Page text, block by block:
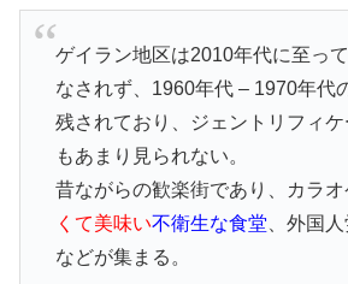
ゲイラン地区は2010年代に至っ
なされず、1960年代 – 1970年代
残されており、ジェントリフィ
もあまり見られない。
昔ながらの歓楽街であり、カラオ
くて美味い不衛生な食堂 、外国
などが集まる。